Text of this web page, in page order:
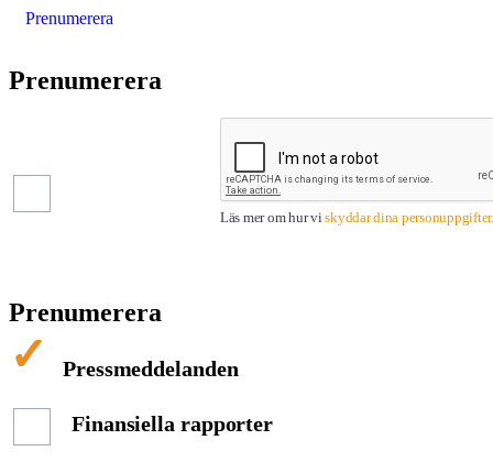
Prenumerera
Prenumerera
Läs mer om hur viskyddar dina personuppgifter.
Prenumerera
Pressmeddelanden
Finansiella rapporter